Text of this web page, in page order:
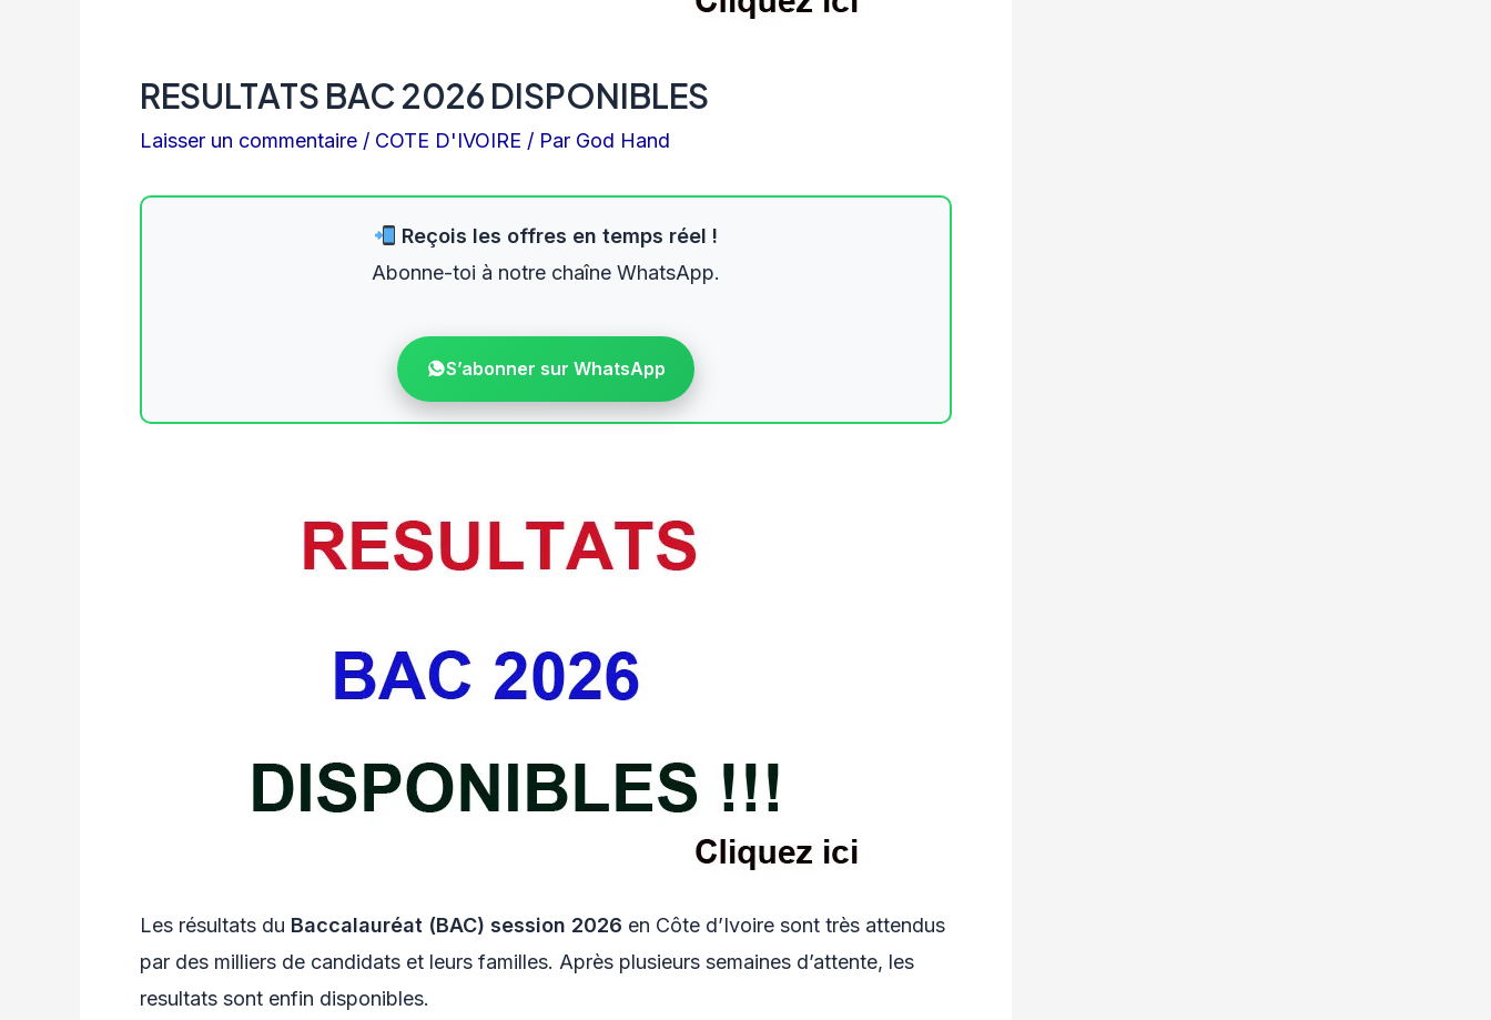
RESULTATS BAC 2026 DISPONIBLES
Laisser un commentaire / COTE D'IVOIRE / Par God Hand
Reçois les offres en temps réel !
Abonne-toi à notre chaîne WhatsApp.
S’abonner sur WhatsApp
Les résultats du Baccalauréat (BAC) session 2026 en Côte d’Ivoire sont très attendus
par des milliers de candidats et leurs familles. Après plusieurs semaines d’attente, les
resultats sont enfin disponibles.